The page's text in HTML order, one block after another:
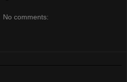
No comments: